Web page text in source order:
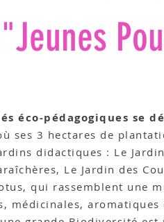
éco-pédagogiques se
ses 3 hectares de
didactiques : Le
Le Jardin des
qui rassemblent une
médicinales,